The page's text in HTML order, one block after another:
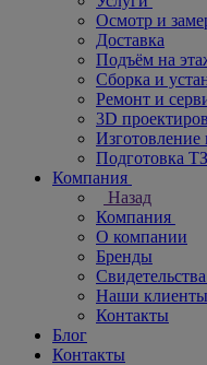
Осмотр и
Доставка
Подъём на
Сборка и
Ремонт и
3D
Изготовление
Подготовка
Компания
Назад
Компания
О компании
Бренды
Наши клиенты
Контакты
Блог
Контакты